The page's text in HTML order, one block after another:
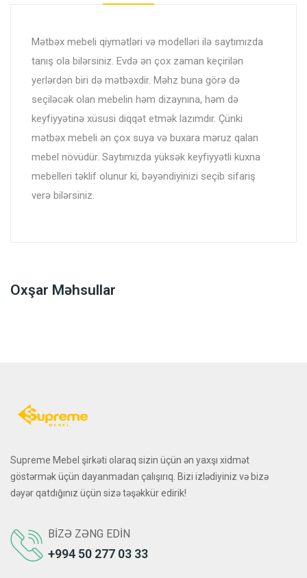
Mətbəx mebeli qiymətləri və modelləri ilə saytımızda
tanış ola bilərsiniz. Evdə ən çox zaman keçirilən
yerlərdən biri də mətbəxdir. Məhz buna görə də
seçiləcək olan mebelin həm dizaynına, həm də
keyfiyyətinə xüsusi diqqət etmək lazımdır. Çünki
mətbəx mebeli ən çox suya və buxara məruz qalan
mebel növüdür. Saytımızda yüksək keyfiyyətli kuxna
mebelleri təklif olunur ki, bəyəndiyinizi seçib sifariş
verə bilərsiniz.
Oxşar Məhsullar
Supreme Mebel şirkəti olaraq sizin üçün ən yaxşı xidmət
göstərmək üçün dayanmadan çalışırıq. Bizi izlədiyiniz və bizə
dəyər qatdığınız üçün sizə təşəkkür edirik!
BIZƏ ZƏNG EDIN
+994 50 277 03 33